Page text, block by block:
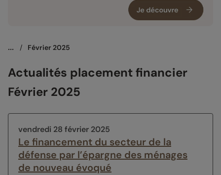
... / Février 2025
Actualités placement financier
Février 2025
vendredi 28 février 2025
Le financement du secteur de la
défense par l’épargne des ménages
de nouveau évoqué